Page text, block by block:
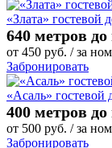
«Злата» гостевой
640 метров
от 450 руб. / за
Забронировать
«Асаль» гостевой
400 метров
от 500 руб. / за
Забронировать